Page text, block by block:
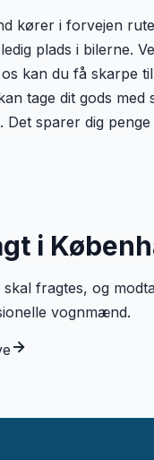
kører i forvejen
plads i bilerne.
kan du få skarpe
tage dit gods med
Det sparer dig
i
fragtes, og
vognmænd.